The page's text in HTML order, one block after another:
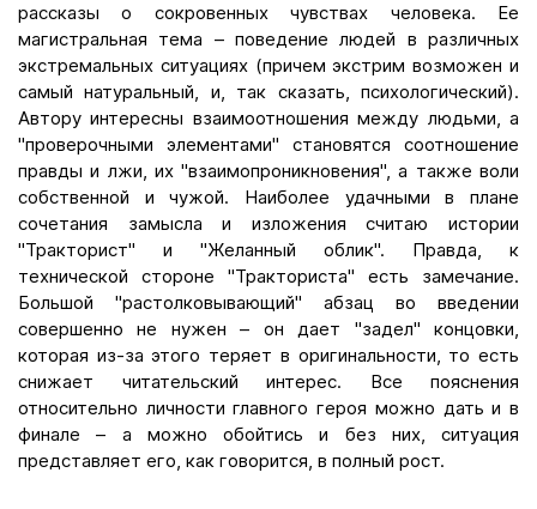
рассказы о сокровенных чувствах человека. Ее
магистральная тема – поведение людей в различных
экстремальных ситуациях (причем экстрим возможен и
самый натуральный, и, так сказать, психологический).
Автору интересны взаимоотношения между людьми, а
"проверочными элементами" становятся соотношение
правды и лжи, их "взаимопроникновения", а также воли
собственной и чужой. Наиболее удачными в плане
сочетания замысла и изложения считаю истории
"Тракторист" и "Желанный облик". Правда, к
технической стороне "Тракториста" есть замечание.
Большой "растолковывающий" абзац во введении
совершенно не нужен – он дает "задел" концовки,
которая из-за этого теряет в оригинальности, то есть
снижает читательский интерес. Все пояснения
относительно личности главного героя можно дать и в
финале – а можно обойтись и без них, ситуация
представляет его, как говорится, в полный рост.